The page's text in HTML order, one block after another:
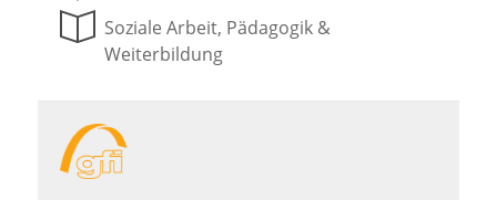
Soziale Arbeit, Pädagogik &
Weiterbildung